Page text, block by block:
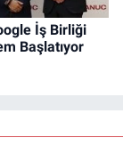
İş Birliği
Başlatıyor